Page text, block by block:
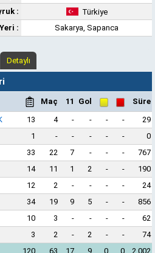
:
Türkiye
:
Sakarya, Sapanca
Detaylı
Maç 11 Gol
Süre
13 4 - - - -
29
1 - - - - -
0
33 22 7 - - -
767
14 11 1 2 - -
190
12 2 - - - -
24
34 19 9 5 - -
856
10 3 - - - -
62
3 2 - 2 - -
74
120 63 17 9 0 0 2.002